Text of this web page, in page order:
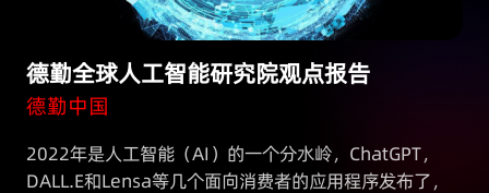
德勤全球人工智能研究院观点报告
德勤中国
2022年是人工智能（AI）的一个分水岭，ChatGPT，
DALL.E和Lensa等几个面向消费者的应用程序发布了，